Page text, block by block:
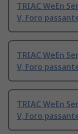
TRIAC WeEn
V, Foro
TRIAC WeEn
V, Foro
TRIAC WeEn
V, Foro